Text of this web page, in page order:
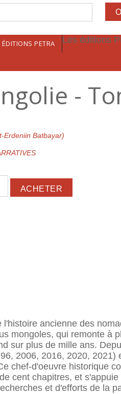
PETRA Les éditions
-
Erdeniin Batbayar)
ancienne des
mongoles, qui remonte à
sur plus de mille ans.
2006, 2016, 2020,
chef-d'oeuvre historique
cent chapitres, et
et d'efforts de la